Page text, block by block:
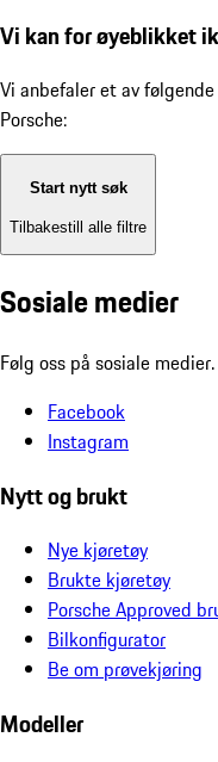
Vi kan for øyeblikket
Vi anbefaler et av
Porsche:
Start nytt søk
Tilbakestill alle filtre
Sosiale medier
Følg oss på sosiale medier.
Facebook
Instagram
Nytt og brukt
Nye kjøretøy
Brukte kjøretøy
Porsche Approved
Bilkonfigurator
Be om prøvekjøring
Modeller